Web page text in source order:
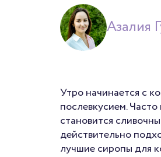
Азалия
Утро начинается с
послевкусием.
становится
действительно
лучшие сиропы для